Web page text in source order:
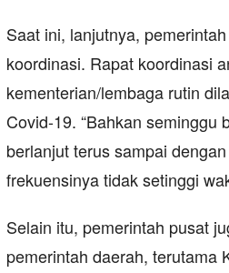
Saat ini, lanjutnya,
koordinasi. Rapat koordinasi
kementerian/lembaga rutin
Covid-19. “Bahkan seminggu
berlanjut terus sampai
frekuensinya tidak setinggi
Selain itu, pemerintah pusat
pemerintah daerah, terutama